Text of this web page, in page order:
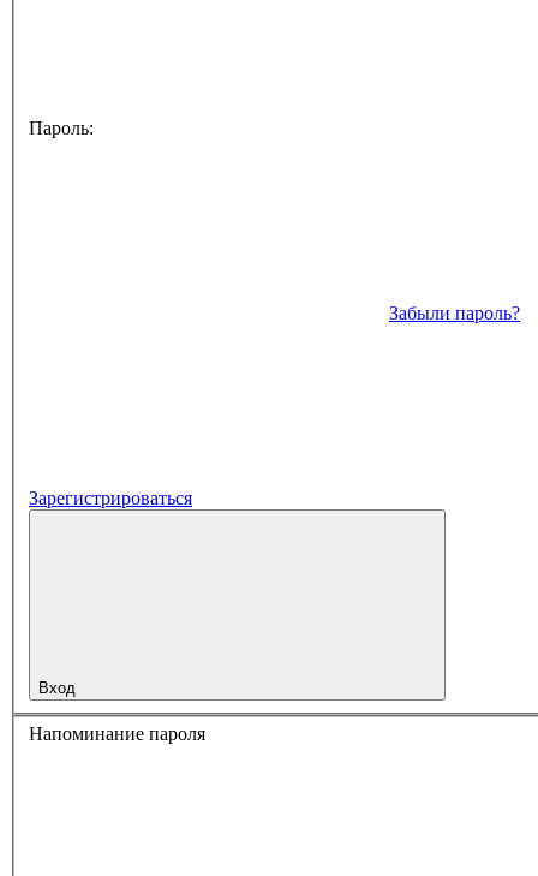
Пароль:
Забыли пароль?
Зарегистрироваться
Вход
Напоминание пароля